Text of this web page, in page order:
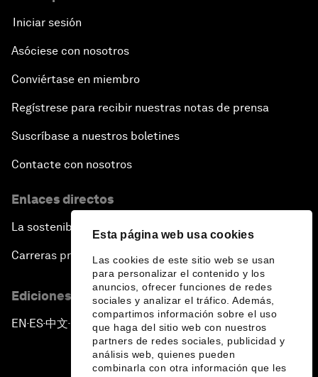
Esta página web usa cookies
Las cookies de este sitio web se usan
para personalizar el contenido y los
anuncios, ofrecer funciones de redes
sociales y analizar el tráfico. Además,
compartimos información sobre el uso
que haga del sitio web con nuestros
partners de redes sociales, publicidad y
análisis web, quienes pueden
combinarla con otra información que les
Iniciar sesión
Asóciese con nosotros
Conviértase en miembro
Regístrese para recibir nuestras notas de prensa
Suscríbase a nuestros boletines
Contacte con nosotros
Enlaces directos
La sostenibilidad en el Foro
Carreras profesionales
Ediciones en otros idiomas
EN ▪ES▪中文▪ 日本語